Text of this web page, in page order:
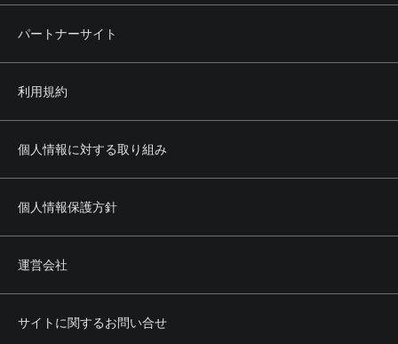
パートナーサイト
利用規約
個人情報に対する取り組み
個人情報保護方針
運営会社
サイトに関するお問い合せ